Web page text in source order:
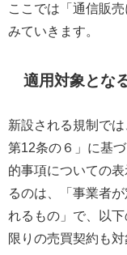
ここでは「通信販
みていきます。
適用対象とな
新設される規制で
第12条の６」に基
的事項についての
るのは、「事業者
れるもの」で、以
限りの売買契約も対